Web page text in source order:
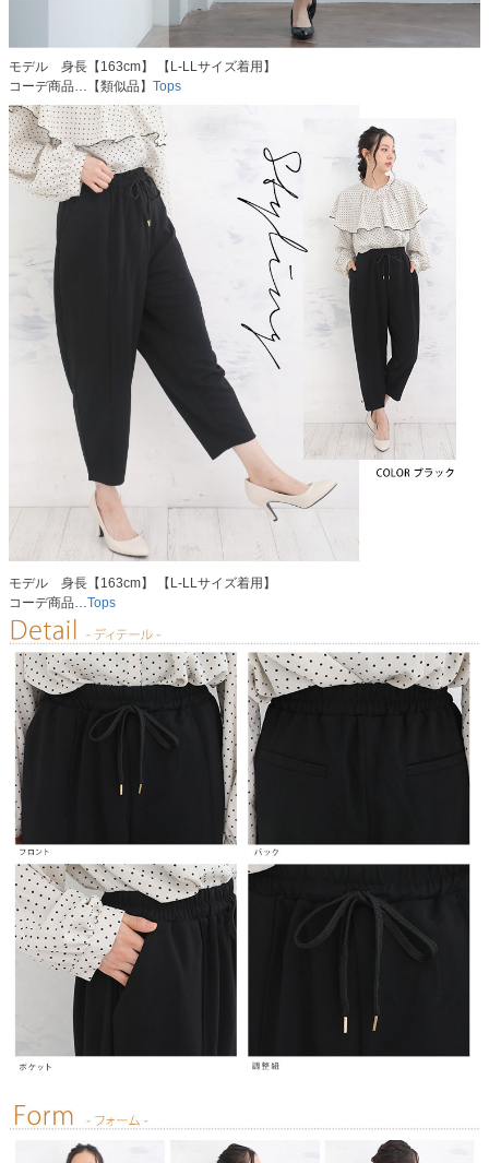
モデル 身長【163cm】 【L-LLサイズ着用】
コーデ商品…【類似品】 Tops
モデル 身長【163cm】 【L-LLサイズ着用】
コーデ商品…Tops